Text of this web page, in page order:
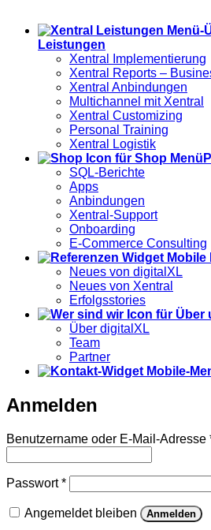
Leistungen
Xentral Implementierung
Xentral Reports –
Xentral Anbindungen
Multichannel mit Xentral
Xentral Customizing
Personal Training
Xentral Logistik
SQL-Berichte
Apps
Anbindungen
Xentral-Support
Onboarding
E-Commerce Consulting
Neues von digitalXL
Neues von Xentral
Erfolgsstories
Über digitalXL
Team
Partner
Anmelden
Benutzername oder E-Mail-Adresse
Passwort*Erforderlich
Angemeldet bleiben Anmelden